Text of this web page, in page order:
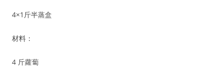
4×1斤半蒸盒
材料：
4 斤蘿蔔